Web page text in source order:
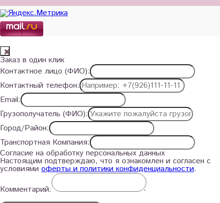
Заказ в один клик
Контактное лицо (ФИО):
Контактный телефон:
Email:
Грузополучатель (ФИО):
Город/Район:
Транспортная Компания:
Согласие на обработку персональных данных
Настоящим подтверждаю, что я ознакомлен и согласен с
условиями оферты и политики конфиденциальности.
Комментарий: